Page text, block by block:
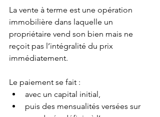
La vente à terme est une opération
immobilière dans laquelle un
propriétaire vend son bien mais ne
reçoit pas l’intégralité du prix
immédiatement.
Le paiement se fait :
avec un capital initial,
puis des mensualités versées sur